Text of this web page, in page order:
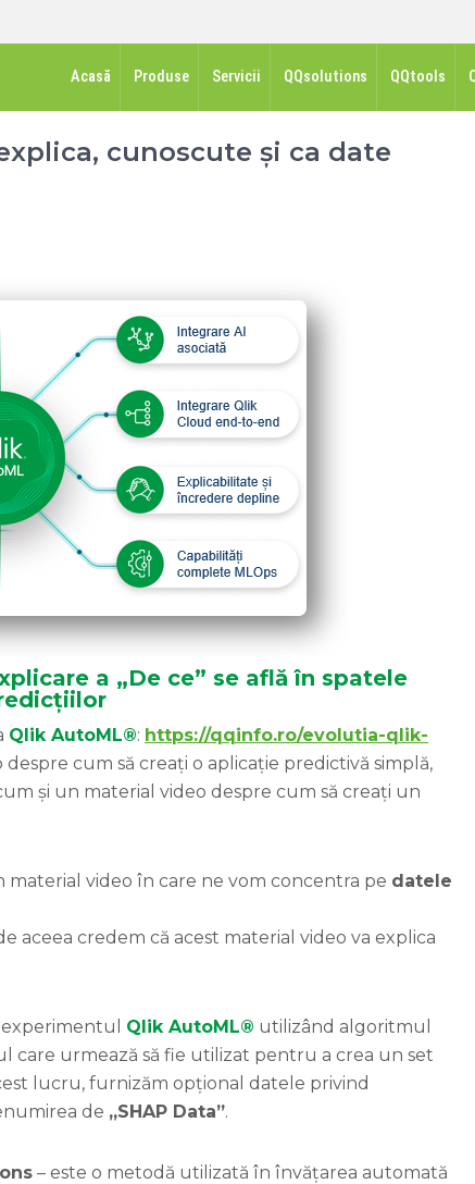
Acasă Produse Servicii QQsolutions QQtools
cunoscute și ca date
a „De ce” se află în spatele
Qlik AutoML®: https://qqinfo.ro/evolutia-qlik-
cum să creați o aplicație predictivă simplă,
și un material video despre cum să creați un
material video în care ne vom concentra pe datele
aceea credem că acest material video va explica
Qlik AutoML® utilizând algoritmul
care urmează să fie utilizat pentru a crea un set
lucru, furnizăm opțional datele privind
de „SHAP Data”.
– este o metodă utilizată în învățarea automată